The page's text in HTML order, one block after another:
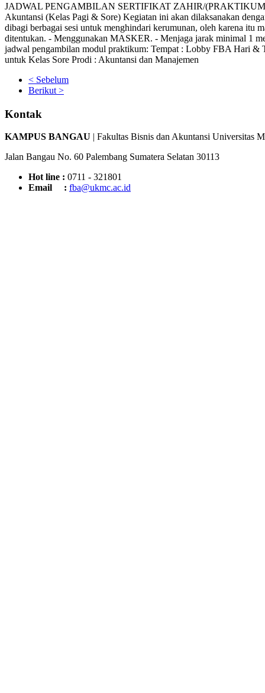
JADWAL PENGAMBILAN SERTIFIKAT ZAHIR/
Akuntansi (Kelas Pagi & Sore) Kegiatan ini akan dilaksanakan
dibagi berbagai sesi untuk menghindari kerumunan, oleh karena
ditentukan. - Menggunakan MASKER. - Menjaga jarak minimal 1
jadwal pengambilan modul praktikum: Tempat : Lobby FBA Hari &
untuk Kelas Sore Prodi : Akuntansi dan Manajemen
< Sebelum
Berikut >
Kontak
KAMPUS BANGAU | Fakultas Bisnis dan Akuntansi Universitas
Jalan Bangau No. 60 Palembang Sumatera Selatan 30113
Hot line : 0711 - 321801
Email : fba@ukmc.ac.id